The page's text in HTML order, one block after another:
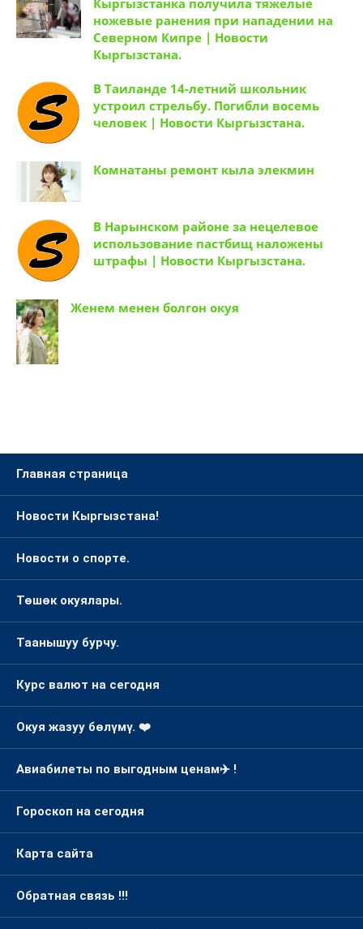
ножевые ранения при нападении на
Северном Кипре | Новости
Кыргызстана.
В Таиланде 14-летний школьник
устроил стрельбу. Погибли восемь
человек | Новости Кыргызстана.
Комнатаны ремонт кыла элекмин
В Нарынском районе за нецелевое
использование пастбищ наложены
штрафы | Новости Кыргызстана.
Женем менен болгон окуя
Главная страница
Новости Кыргызстана!
Новости о спорте.
Төшөк окуялары.
Таанышуу бурчу.
Курс валют на сегодня
Окуя жазуу бөлүмү. ❤️
Авиабилеты по выгодным ценам✈️ !
Гороскоп на сегодня
Карта сайта
Обратная связь !!!